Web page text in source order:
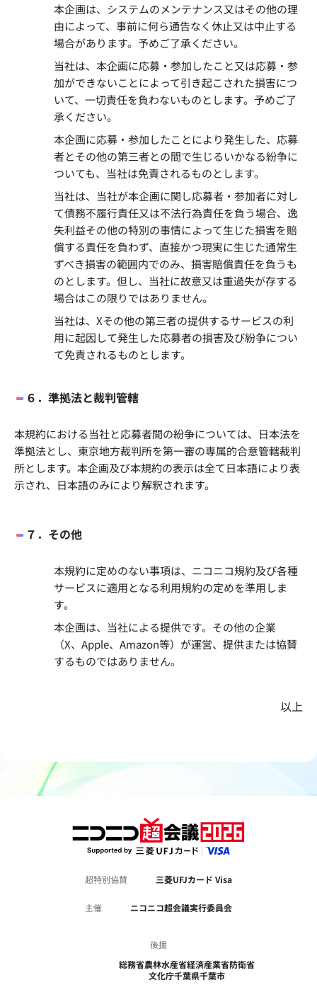
本企画は、システムのメンテナンス又はその他の理
由によって、事前に何ら通告なく休止又は中止する
場合があります。予めご了承ください。
当社は、本企画に応募・参加したこと又は応募・参
加ができないことによって引き起こされた損害につ
いて、一切責任を負わないものとします。予めご了
承ください。
本企画に応募・参加したことにより発生した、応募
者とその他の第三者との間で生じるいかなる紛争に
ついても、当社は免責されるものとします。
当社は、当社が本企画に関し応募者・参加者に対し
て債務不履行責任又は不法行為責任を負う場合、逸
失利益その他の特別の事情によって生じた損害を賠
償する責任を負わず、直接かつ現実に生じた通常生
ずべき損害の範囲内でのみ、損害賠償責任を負うも
のとします。但し、当社に故意又は重過失が存する
場合はこの限りではありません。
当社は、Xその他の第三者の提供するサービスの利
用に起因して発生した応募者の損害及び紛争につい
て免責されるものとします。
６．準拠法と裁判管轄
本規約における当社と応募者間の紛争については、日本法を
準拠法とし、東京地方裁判所を第一審の専属的合意管轄裁判
所とします。本企画及び本規約の表示は全て日本語により表
示され、日本語のみにより解釈されます。
７．その他
本規約に定めのない事項は、ニコニコ規約及び各種
サービスに適用となる利用規約の定めを準用しま
す。
本企画は、当社による提供です。その他の企業
（X、Apple、Amazon等）が運営、提供または協賛
するものではありません。
以上
超特別協賛 三菱UFJカード Visa
主催 ニコニコ超会議実行委員会
後援
総務省農林水産省経済産業省防衛省
文化庁千葉県千葉市